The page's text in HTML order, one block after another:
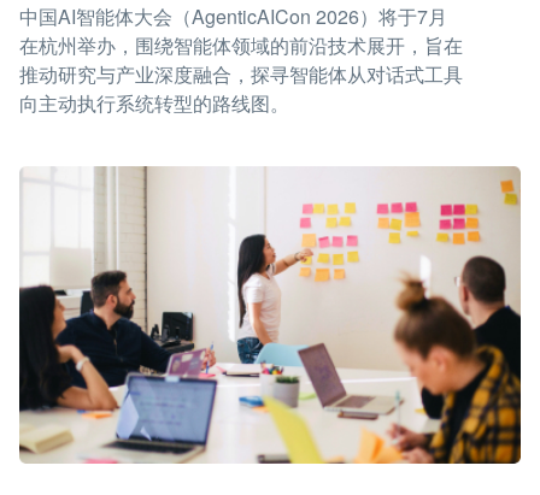
中国AI智能体大会（AgenticAICon 2026）将于7月
在杭州举办，围绕智能体领域的前沿技术展开，旨在
推动研究与产业深度融合，探寻智能体从对话式工具
向主动执行系统转型的路线图。